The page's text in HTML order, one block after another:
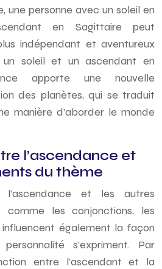
une personne avec un soleil en
en Sagittaire peut
indépendant et aventureux
un soleil et un ascendant en
apporte une nouvelle
des planètes, qui se traduit
manière d’aborder le monde
l’ascendance et
du thème
et les autres
les conjonctions, les
également la façon
s’expriment. Par
entre l’ascendant et la